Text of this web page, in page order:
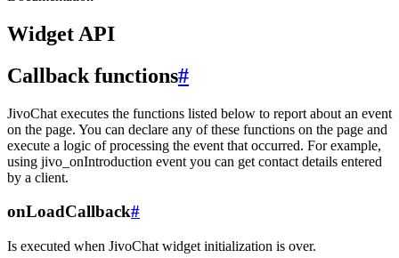
Widget API
Callback functions#
JivoChat executes the functions listed below to report about an event
on the page. You can declare any of these functions on the page and
execute a logic of processing the event that occurred. For example,
using jivo_onIntroduction event you can get contact details entered
by a client.
onLoadCallback#
Is executed when JivoChat widget initialization is over.